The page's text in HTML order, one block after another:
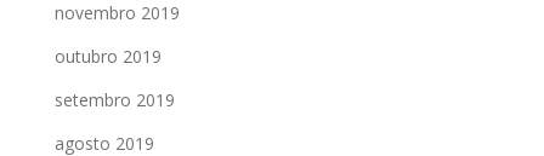
novembro 2019
outubro 2019
setembro 2019
agosto 2019